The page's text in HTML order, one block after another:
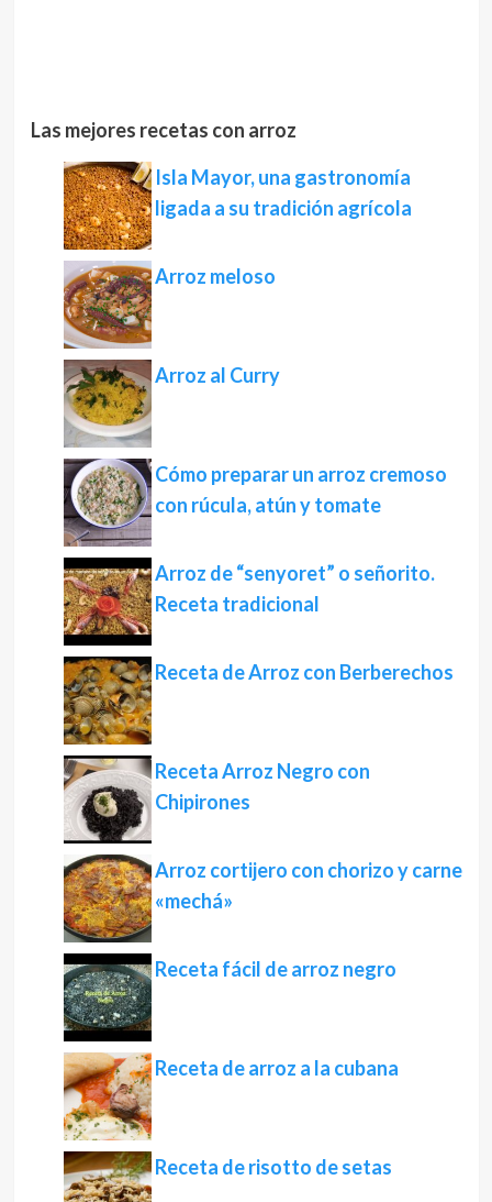
Las mejores recetas con arroz
Isla Mayor, una gastronomía
ligada a su tradición agrícola
Arroz meloso
Arroz al Curry
Cómo preparar un arroz cremoso
con rúcula, atún y tomate
Arroz de “senyoret” o señorito.
Receta tradicional
Receta de Arroz con Berberechos
Receta Arroz Negro con
Chipirones
Arroz cortijero con chorizo y carne
«mechá»
Receta fácil de arroz negro
Receta de arroz a la cubana
Receta de risotto de setas